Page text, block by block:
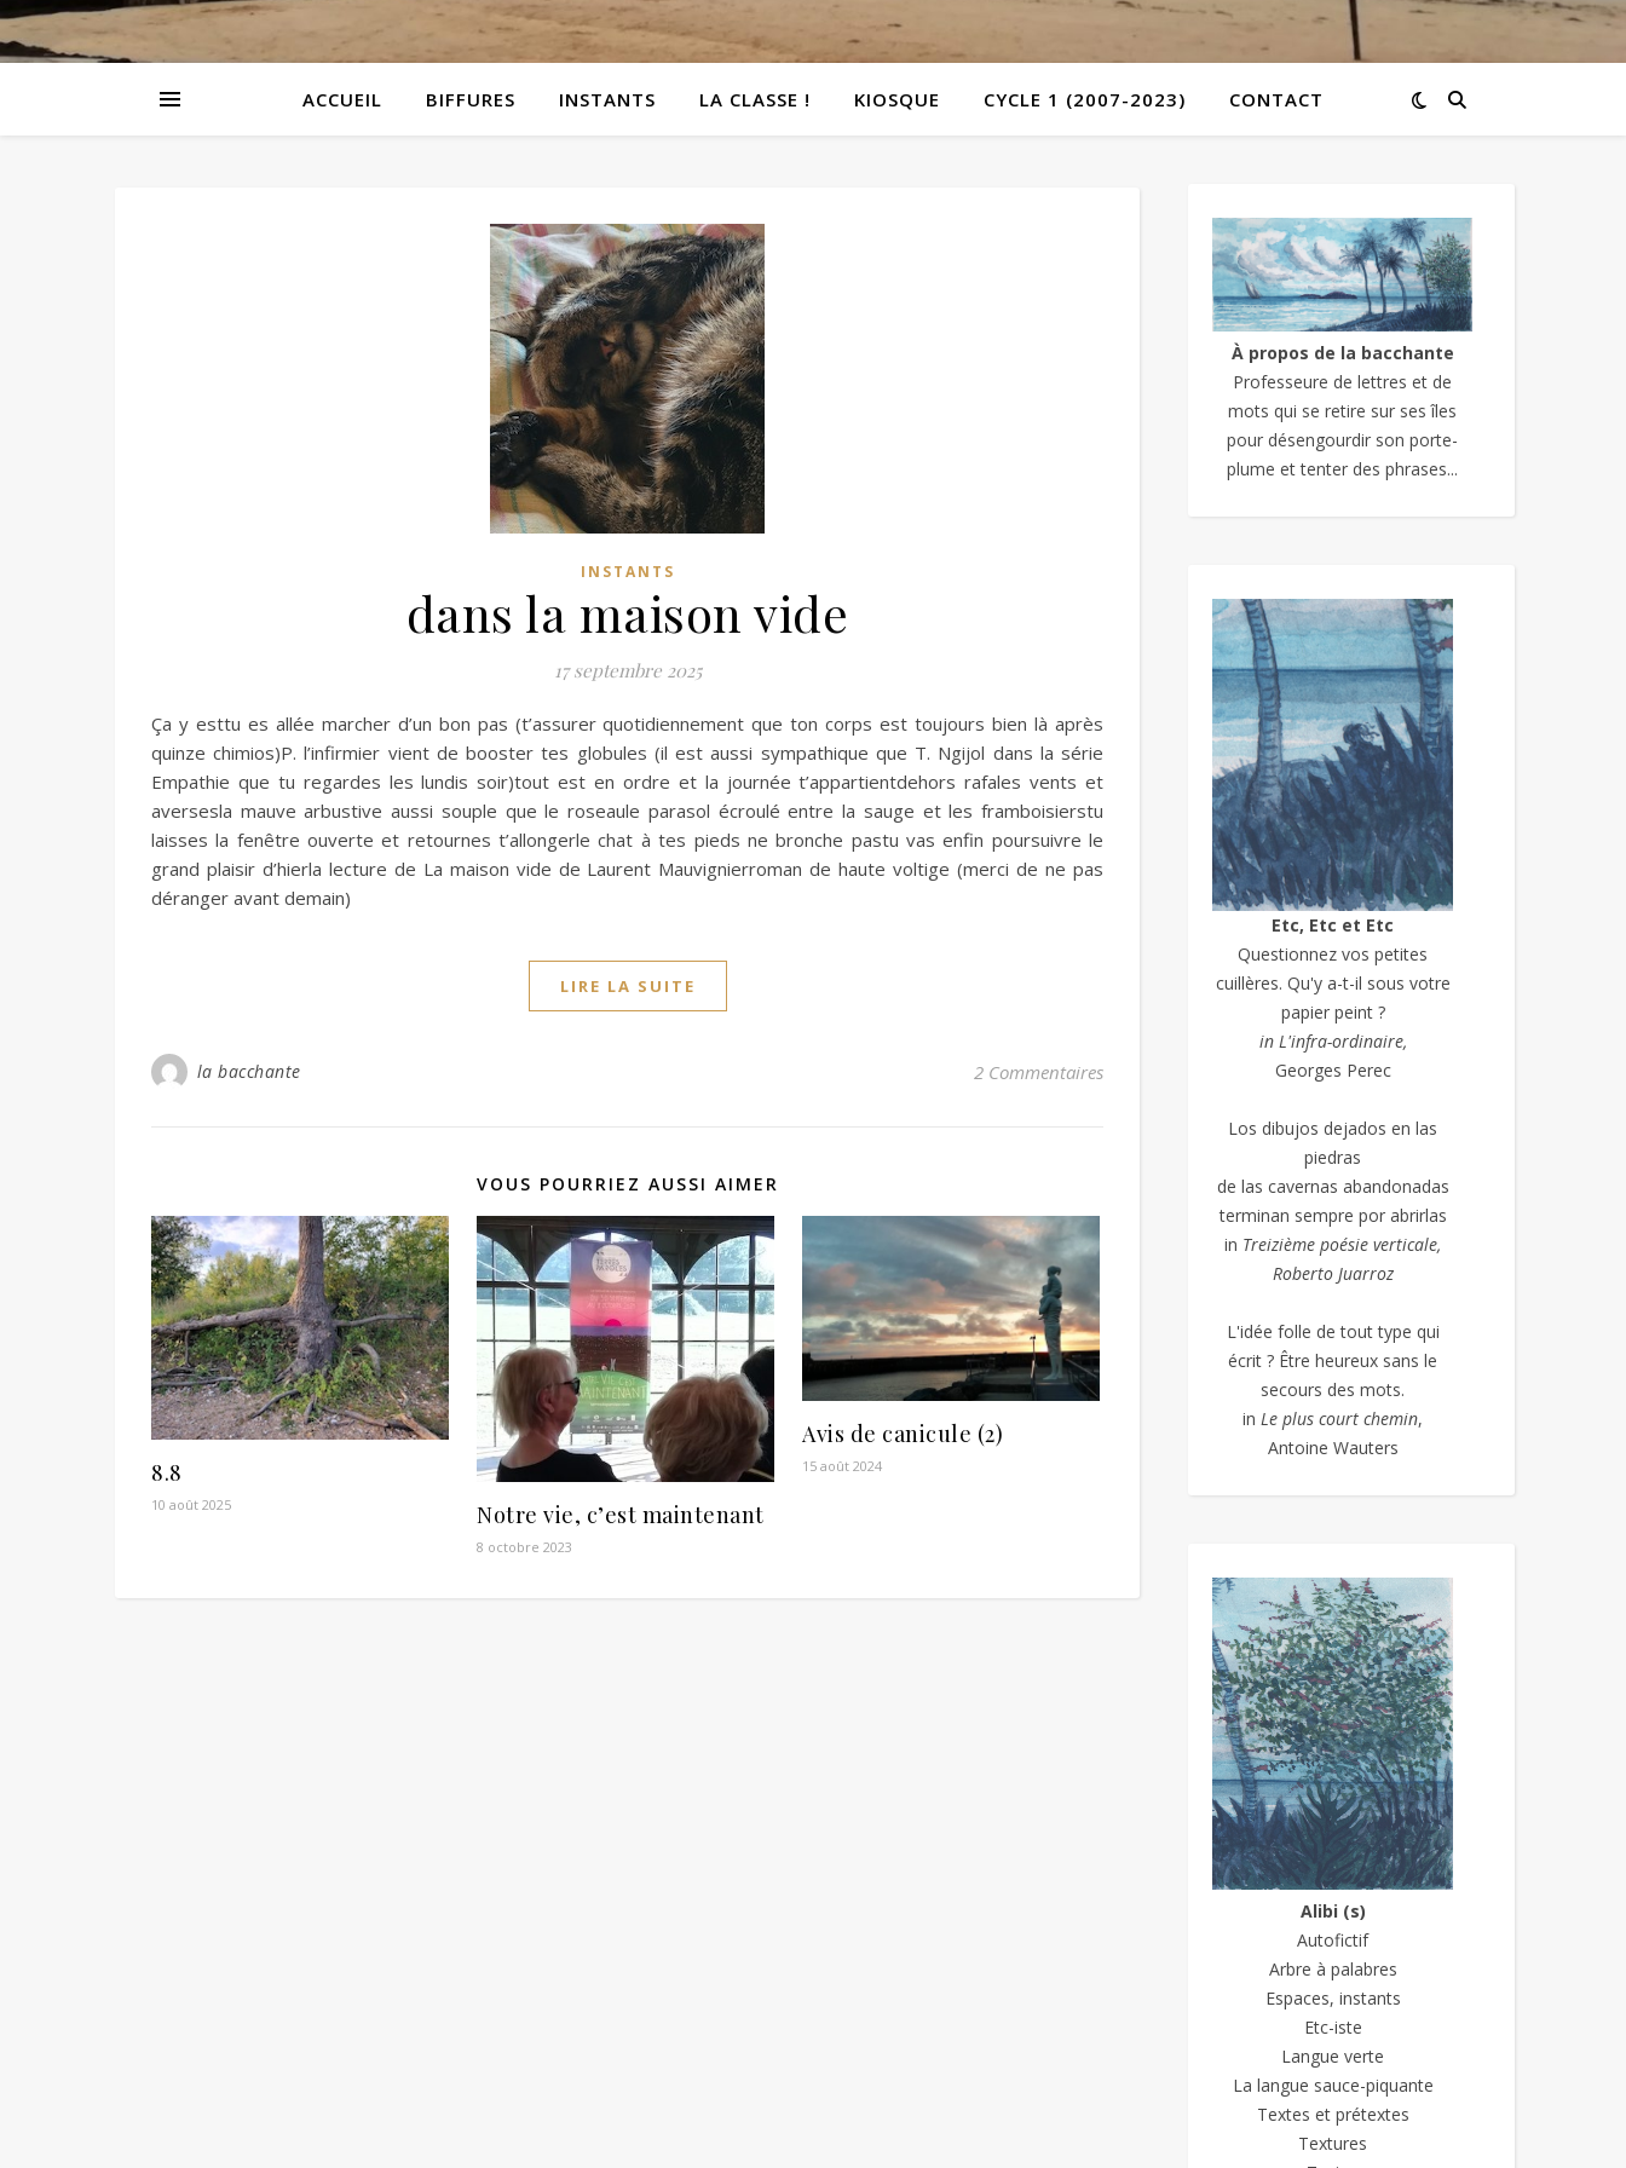
ACCUEIL BIFFURES INSTANTS LA CLASSE ! KIOSQUE CYCLE 1 (2007-2023) CONTACT
INSTANTS
dans la maison vide
17 septembre 2025
Ça y esttu es allée marcher d’un bon pas (t’assurer quotidiennement que ton corps est toujours bien là après
quinze chimios)P. l’infirmier vient de booster tes globules (il est aussi sympathique que T. Ngijol dans la série
Empathie que tu regardes les lundis soir)tout est en ordre et la journée t’appartientdehors rafales vents et
aversesla mauve arbustive aussi souple que le roseaule parasol écroulé entre la sauge et les framboisierstu
laisses la fenêtre ouverte et retournes t’allongerle chat à tes pieds ne bronche pastu vas enfin poursuivre le
grand plaisir d’hierla lecture de La maison vide de Laurent Mauvignierroman de haute voltige (merci de ne pas
déranger avant demain)
LIRE LA SUITE
la bacchante 2 Commentaires
VOUS POURRIEZ AUSSI AIMER
8.8
10 août 2025 Notre vie, c’est maintenant
8 octobre 2023
Avis de canicule (2)
15 août 2024
À propos de la bacchante
Professeure de lettres et de
mots qui se retire sur ses îles
pour désengourdir son porte-
plume et tenter des phrases...
Etc, Etc et Etc
Questionnez vos petites
cuillères. Qu'y a-t-il sous votre
papier peint ?
in L'infra-ordinaire,
Georges Perec
Los dibujos dejados en las
piedras
de las cavernas abandonadas
terminan sempre por abrirlas
in Treizième poésie verticale,
Roberto Juarroz
L'idée folle de tout type qui
écrit ? Être heureux sans le
secours des mots.
in Le plus court chemin,
Antoine Wauters
Alibi (s)
Autofictif
Arbre à palabres
Espaces, instants
Etc-iste
Langue verte
La langue sauce-piquante
Textes et prétextes
Textures